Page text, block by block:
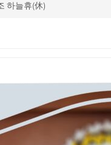
하늘휴(休)